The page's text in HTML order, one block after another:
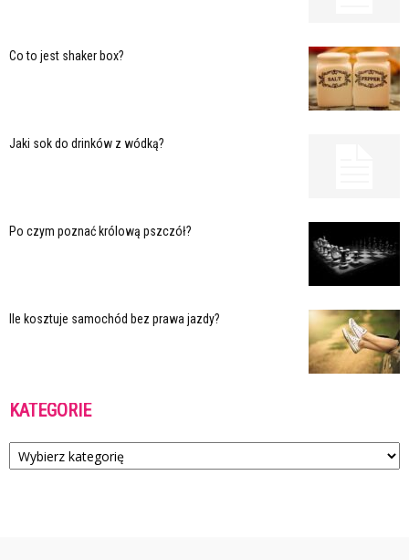
Co to jest shaker box?
Jaki sok do drinków z wódką?
Po czym poznać królową pszczół?
Ile kosztuje samochód bez prawa jazdy?
KATEGORIE
Kategorie